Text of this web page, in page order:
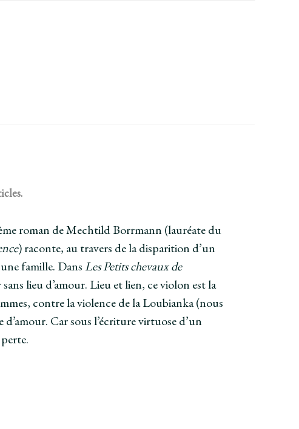
roman de Mechtild Borrmann (lauréate du
) raconte, au travers de la disparition d’un
famille. DansLes Petits chevaux de
lieu d’amour. Lieu et lien, ce violon est la
contre la violence de la Loubianka (nous
Car sous l’écriture virtuose d’un